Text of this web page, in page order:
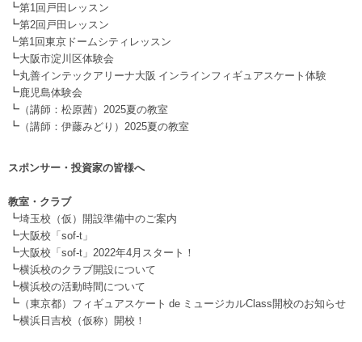
┗第1回戸田レッスン
┗第2回戸田レッスン
┗第1回東京ドームシティレッスン
┗大阪市淀川区体験会
┗丸善インテックアリーナ大阪 インラインフィギュアスケート体験
┗鹿児島体験会
┗ （講師：松原茜）2025夏の教室
┗ （講師：伊藤みどり）2025夏の教室
スポンサー・投資家の皆様へ
教室・クラブ
┗埼玉校（仮）開設準備中のご案内
┗大阪校「sof-t」
┗大阪校「sof-t」2022年4月スタート！
┗横浜校のクラブ開設について
┗横浜校の活動時間について
┗ （東京都）フィギュアスケート de ミュージカルClass開校のお知らせ
┗横浜日吉校（仮称）開校！